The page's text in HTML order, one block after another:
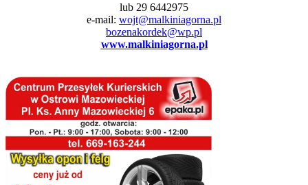
lub 29 6442975
e-mail: wojt@malkiniagorna.pl
bozenakordek@wp.pl
www.malkiniagorna.pl